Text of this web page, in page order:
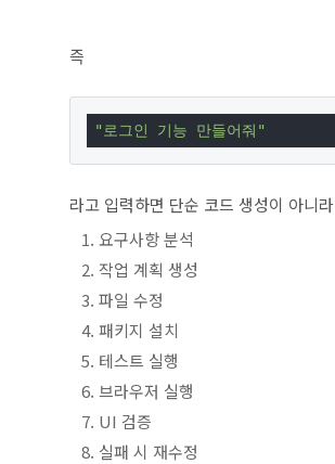
즉
"로그인 기능 만들어줘"
라고 입력하면 단순 코드 생성이 아니라
요구사항 분석
작업 계획 생성
파일 수정
패키지 설치
테스트 실행
브라우저 실행
UI 검증
실패 시 재수정